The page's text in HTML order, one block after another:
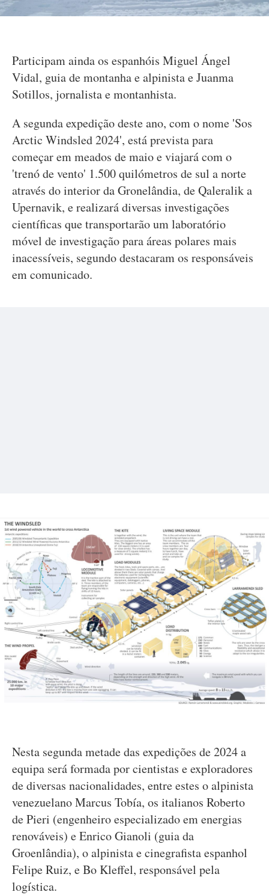
Participam ainda os espanhóis Miguel Ángel
Vidal, guia de montanha e alpinista e Juanma
Sotillos, jornalista e montanhista.
A segunda expedição deste ano, com o nome 'Sos
Arctic Windsled 2024', está prevista para
começar em meados de maio e viajará com o
'trenó de vento' 1.500 quilómetros de sul a norte
através do interior da Gronelândia, de Qaleralik a
Upernavik, e realizará diversas investigações
científicas que transportarão um laboratório
móvel de investigação para áreas polares mais
inacessíveis, segundo destacaram os responsáveis
em comunicado.
Nesta segunda metade das expedições de 2024 a
equipa será formada por cientistas e exploradores
de diversas nacionalidades, entre estes o alpinista
venezuelano Marcus Tobía, os italianos Roberto
de Pieri (engenheiro especializado em energias
renováveis) e Enrico Gianoli (guia da
Groenlândia), o alpinista e cinegrafista espanhol
Felipe Ruiz, e Bo Kleffel, responsável pela
logística.